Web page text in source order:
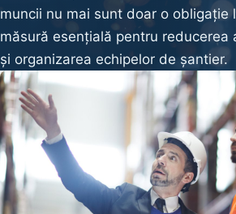
muncii nu mai sunt doar o obligație
măsură esențială pentru reducerea
și organizarea echipelor de șantier.